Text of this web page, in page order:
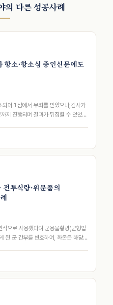
의 다른 성공사례
항소·항소심 증인신문에도
되어 1심에서 무죄를 받았으나,검사가
지 진행되며 결과가 뒤집힐 수 있었던
투식량·위문품의
으로 사용했다며 군용물횡령(군형법
된 군 간부를 변호하여, 화온은 해당